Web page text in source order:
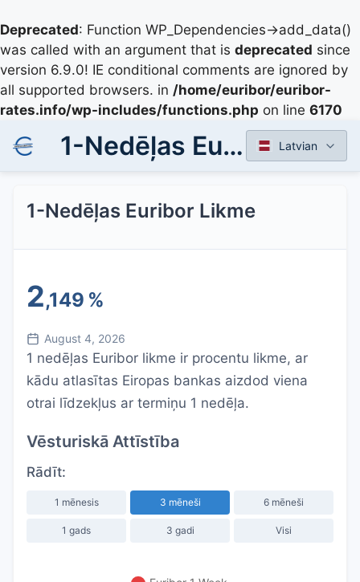
Deprecated: Function WP_Dependencies->add_data()
was called with an argument that is deprecated since
version 6.9.0! IE conditional comments are ignored by
all supported browsers. in /home/euribor/euribor-
rates.info/wp-includes/functions.php on line 6170
1-Nedēļas Euribor Likme Latvian
1-Nedēļas Euribor Likme
2,149 %
August 4, 2026
1 nedēļas Euribor likme ir procentu likme, ar
kādu atlasītas Eiropas bankas aizdod viena
otrai līdzekļus ar termiņu 1 nedēļa.
Vēsturiskā Attīstība
Rādīt:
1 mēnesis 3 mēneši 6 mēneši
1 gads 3 gadi Visi